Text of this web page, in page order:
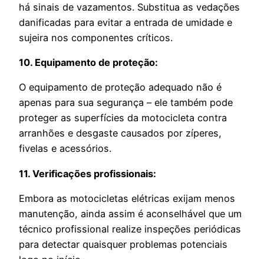
há sinais de vazamentos. Substitua as vedações
danificadas para evitar a entrada de umidade e
sujeira nos componentes críticos.
10. Equipamento de proteção:
O equipamento de proteção adequado não é
apenas para sua segurança – ele também pode
proteger as superfícies da motocicleta contra
arranhões e desgaste causados por zíperes,
fivelas e acessórios.
11. Verificações profissionais:
Embora as motocicletas elétricas exijam menos
manutenção, ainda assim é aconselhável que um
técnico profissional realize inspeções periódicas
para detectar quaisquer problemas potenciais